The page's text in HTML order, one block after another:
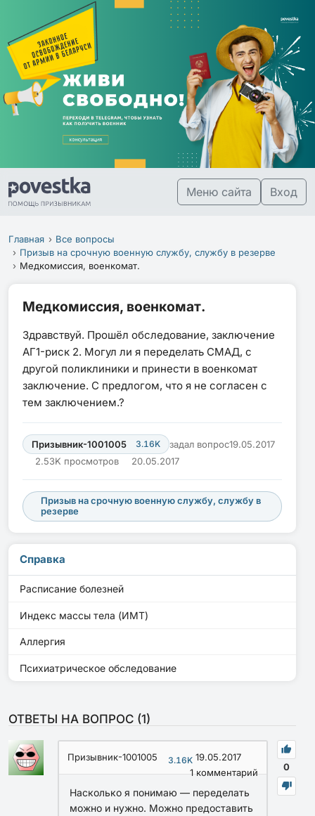
Меню сайта Вход
Главная
Все вопросы
Призыв на срочную военную службу, службу в резерве
Медкомиссия, военкомат.
Медкомиссия, военкомат.
Здравствуй. Прошёл обследование, заключение
АГ1-риск 2. Могул ли я переделать СМАД, с
другой поликлиники и принести в военкомат
заключение. С предлогом, что я не согласен с
тем заключением.?
Призывник-1001005 3.16K задал вопрос19.05.2017
2.53K просмотров
20.05.2017
Призыв на срочную военную службу, службу в
резерве
Справка
Расписание болезней
Индекс массы тела (ИМТ)
Аллергия
Психиатрическое обследование
ОТВЕТЫ НА ВОПРОС (1)
0
Призывник-1001005 3.16K 19.05.2017
1комментарий
Насколько я понимаю — переделать
можно и нужно. Можно предоставить